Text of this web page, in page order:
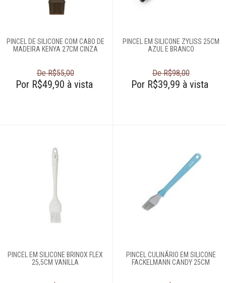
Luvas
Moedores
Panos de copa
Peneiras
Pilão
Protetor para air
Quebra-nozes
Raladores
Saleiros
Tábuas para corte
cozinha
Tesouras de
PINCEL DE SILICONE COM CABO DE
MADEIRA KENYA 27CM CINZA
De R$55,00
Por R$49,90 à vista
PINCEL EM SILICONE ZYLISS 25CM
AZUL E BRANCO
De R$98,00
Por R$39,99 à vista
PINCEL EM SILICONE BRINOX FLEX
25,5CM VANILLA
PINCEL CULINÁRIO EM SILICONE
FACKELMANN CANDY 25CM